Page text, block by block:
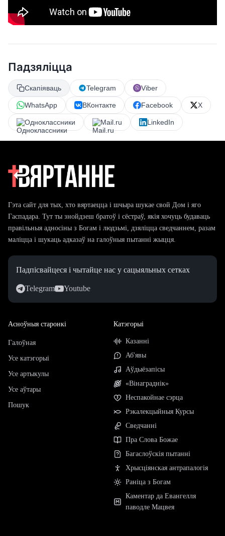
Падзяліцца
Скапіяваць Telegram Viber
WhatsApp ВКонтакте Facebook X
Одноклассники Mail.ru LinkedIn
Гэта сайт для тых, хто вяртаецца і шчыра шукае свой Дом і яго
Гаспадара. Тут ты знойдзеш братоў і сёстраў, якія хочуць будаваць
правільныя адносіны з Богам і людзьмі, дзяліцца сведчаннем, разам
маліцца і шукаць адказаў на галоўныя пытанні жыцця.
Падпісвайцеся і чытайце нас у сацыяльных сетках
Telegram Youtube
Асноўныя старонкі
Галоўная
Усе катэгорыі
Усе артыкулы
Усе аўтары
Пошук
Катэгорыі
Казанні
Аб'явы
Аўдыёзапісы
«Вінаграднік»
Неспакойнае сэрца
Рэкалекцыйныя Курсы
Сведчанні
Пра Слова Божае
Багаслоўскія пытанні
Хрысціянская антрапалогія
Раніца з Богам
Каментар да Евангелля
паводле Мацвея